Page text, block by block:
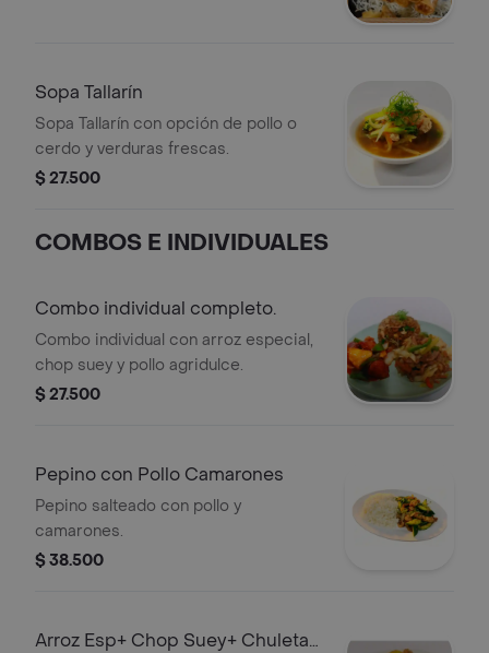
Sopa Tallarín
Sopa Tallarín con opción de pollo o
cerdo y verduras frescas.
$ 27.500
COMBOS E INDIVIDUALES
Combo individual completo.
Combo individual con arroz especial,
chop suey y pollo agridulce.
$ 27.500
Pepino con Pollo Camarones
Pepino salteado con pollo y
camarones.
$ 38.500
Arroz Esp+ Chop Suey+ Chuleta